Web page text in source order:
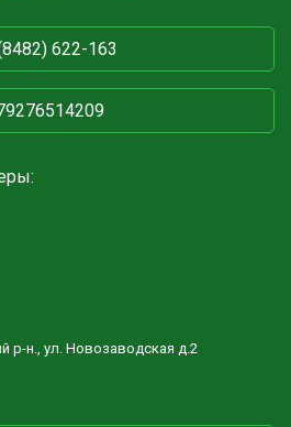
622-163
р-н., ул. Новозаводская д.2